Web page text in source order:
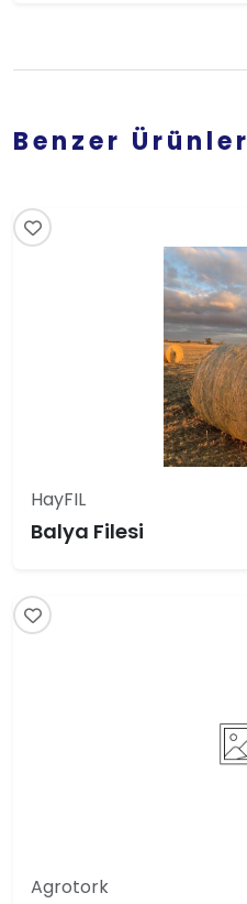
Benzer Ürünler
HayFIL
Balya Filesi
Agrotork